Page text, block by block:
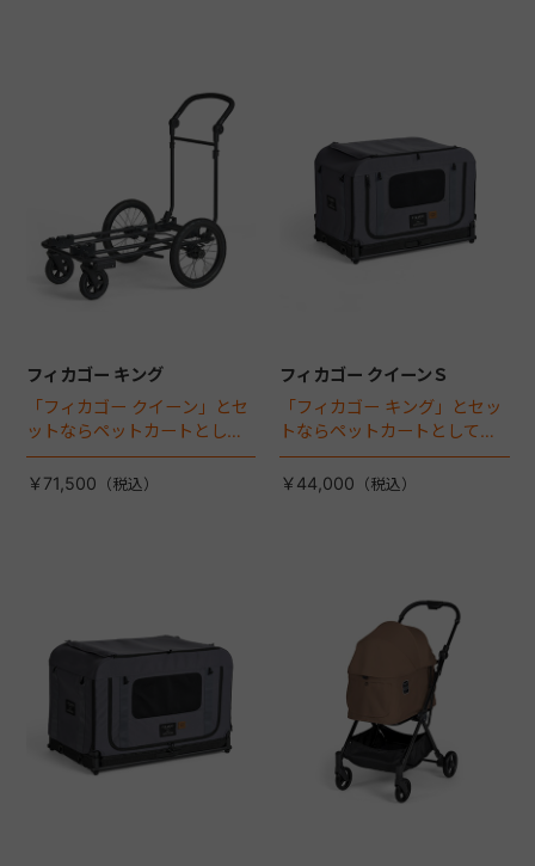
フィカゴー キング
「フィカゴー クイーン」とセ
ットならペットカートとして
使える、耐荷重50kgの大型犬
向け車体登場！
￥71,500
フィカゴー クイーンＳ
「フィカゴー キング」とセッ
トならペットカートとしても
使える、耐荷重30㎏の中～大
型犬向けケージが登場！
￥44,000